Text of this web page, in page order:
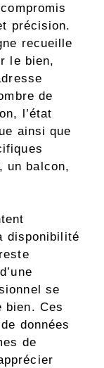
précision.
recueille
le bien,
de
l’état
ainsi que
un balcon,
disponibilité
se
bien. Ces
données
de